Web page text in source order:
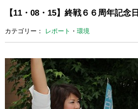
【11・08・15】終戦６６周年記念
カテゴリー： レポート ・ 環境